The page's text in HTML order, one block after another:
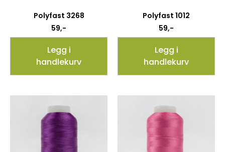
Polyfast 3268
59,-
Legg i
handlekurv
Polyfast 1012
59,-
Legg i
handlekurv